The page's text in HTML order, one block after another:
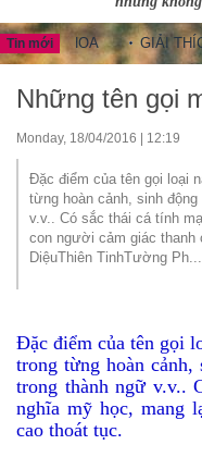
Tin mới
HOA GIẢI THÍCH
Những tên gọi
Monday, 18/04/2016 | 12:19
Đặc điểm của tên gọi loại
từng hoàn cảnh, sinh
v.v.. Có sắc thái cá tính
con người cảm giác
DiệuThiên TinhTường Ph...
Đặc điểm của tên gọi
trong từng hoàn
trong thành ngữ v.v..
nghĩa mỹ học, mang
cao thoát tục.